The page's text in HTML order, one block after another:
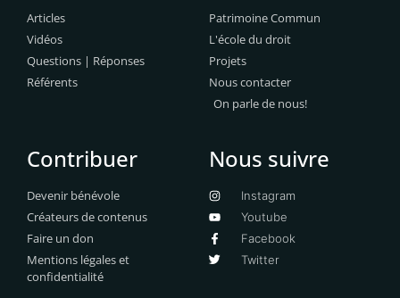
Articles
Vidéos
Questions | Réponses
Référents
Patrimoine Commun
L'école du droit
Projets
Nous contacter
On parle de nous!
Contribuer
Devenir bénévole
Créateurs de contenus
Faire un don
Mentions légales et
confidentialité
Nous suivre
Instagram
Youtube
Facebook
Twitter